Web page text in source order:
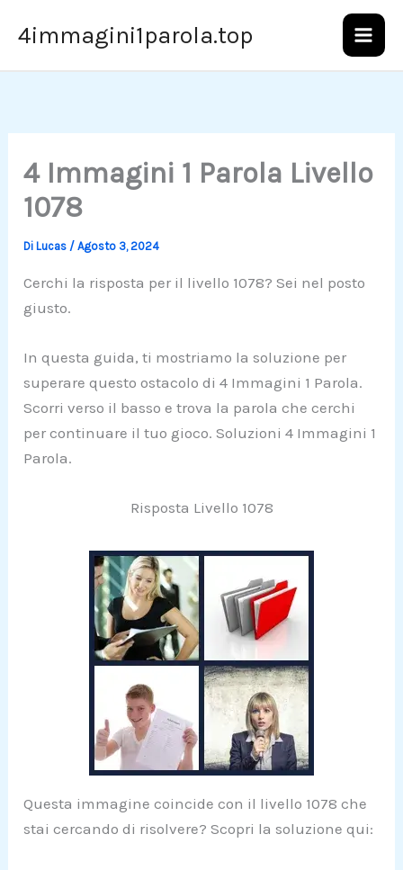
4immagini1parola.top
4 Immagini 1 Parola Livello
1078
DiLucas /Agosto 3, 2024
Cerchi la risposta per il livello 1078? Sei nel posto
giusto.
In questa guida, ti mostriamo la soluzione per
superare questo ostacolo di 4 Immagini 1 Parola.
Scorri verso il basso e trova la parola che cerchi
per continuare il tuo gioco. Soluzioni 4 Immagini 1
Parola.
Risposta Livello 1078
Questa immagine coincide con il livello 1078 che
stai cercando di risolvere? Scopri la soluzione qui: